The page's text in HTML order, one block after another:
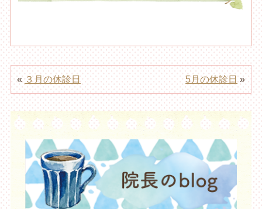
« ３月の休診日 5月の休診日»